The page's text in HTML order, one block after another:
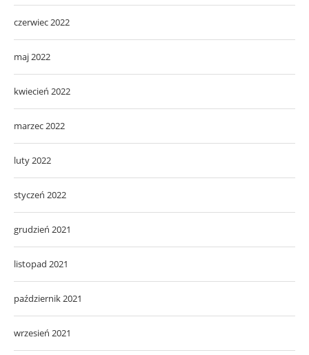
czerwiec 2022
maj 2022
kwiecień 2022
marzec 2022
luty 2022
styczeń 2022
grudzień 2021
listopad 2021
październik 2021
wrzesień 2021